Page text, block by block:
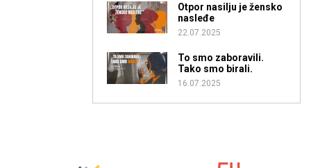
Otpor nasilju je žensko
nasleđe
22.07.2025
To smo zaboravili.
Tako smo birali.
16.07.2025